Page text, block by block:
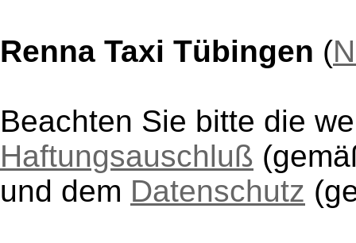
Renna Taxi Tübingen (
Beachten Sie bitte die
Haftungsauschluß
und dem Datenschutz